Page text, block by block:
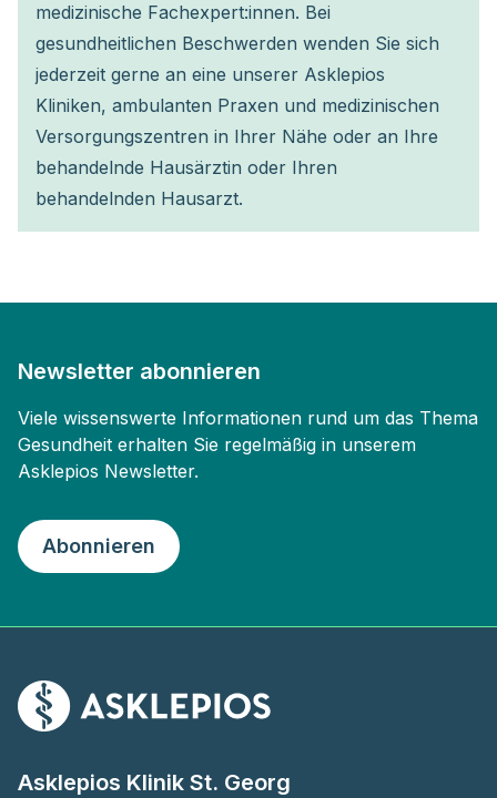
medizinische Fachexpert:innen. Bei
gesundheitlichen Beschwerden wenden Sie sich
jederzeit gerne an eine unserer Asklepios
Kliniken, ambulanten Praxen und medizinischen
Versorgungszentren in Ihrer Nähe oder an Ihre
behandelnde Hausärztin oder Ihren
behandelnden Hausarzt.
Newsletter abonnieren
Viele wissenswerte Informationen rund um das Thema
Gesundheit erhalten Sie regelmäßig in unserem
Asklepios Newsletter.
Abonnieren
Asklepios Klinik St. Georg